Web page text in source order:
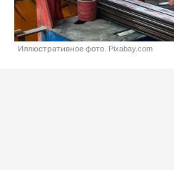
Иллюстративное фото. Pixabay.com